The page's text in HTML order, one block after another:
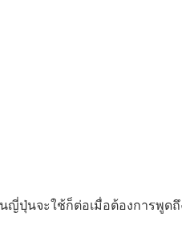
ปุ่นจะใช้ก็ต่อเมื่อต้องการพูดถึ